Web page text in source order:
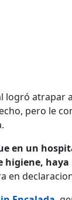
logró atrapar
pero le
en un
higiene,
en